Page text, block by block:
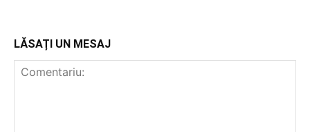
LĂSAȚI UN MESAJ